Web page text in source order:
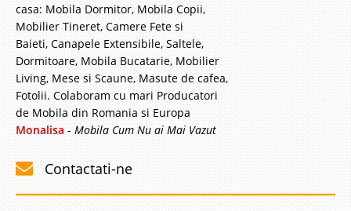
casa: Mobila Dormitor, Mobila Copii,
Mobilier Tineret, Camere Fete si
Baieti, Canapele Extensibile, Saltele,
Dormitoare, Mobila Bucatarie, Mobilier
Living, Mese si Scaune, Masute de cafea,
Fotolii. Colaboram cu mari Producatori
de Mobila din Romania si Europa
Monalisa - Mobila Cum Nu ai Mai Vazut
Contactati-ne